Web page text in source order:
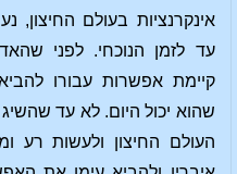
אינקרנציות בעולם
עד לזמן הנוכחי. לפני
קיימת אפשרות עבורו
שהוא יכול היום. לא עד
העולם החיצון ולעשות רע